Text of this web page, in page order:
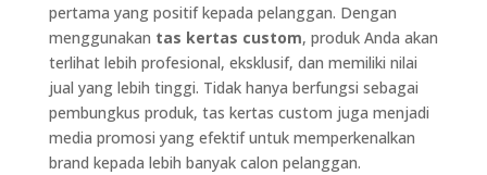
pertama yang positif kepada pelanggan. Dengan
menggunakan tas kertas custom, produk Anda akan
terlihat lebih profesional, eksklusif, dan memiliki nilai
jual yang lebih tinggi. Tidak hanya berfungsi sebagai
pembungkus produk, tas kertas custom juga menjadi
media promosi yang efektif untuk memperkenalkan
brand kepada lebih banyak calon pelanggan.